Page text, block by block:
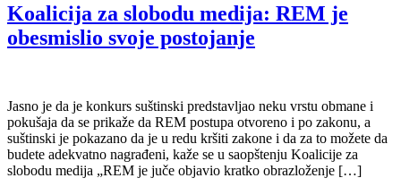
Koalicija za slobodu medija: REM je
obesmislio svoje postojanje
Jasno je da je konkurs suštinski predstavljao neku vrstu obmane i
pokušaja da se prikaže da REM postupa otvoreno i po zakonu, a
suštinski je pokazano da je u redu kršiti zakone i da za to možete da
budete adekvatno nagrađeni, kaže se u saopštenju Koalicije za
slobodu medija „REM je juče objavio kratko obrazloženje […]